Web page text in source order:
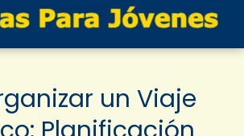
un Viaje